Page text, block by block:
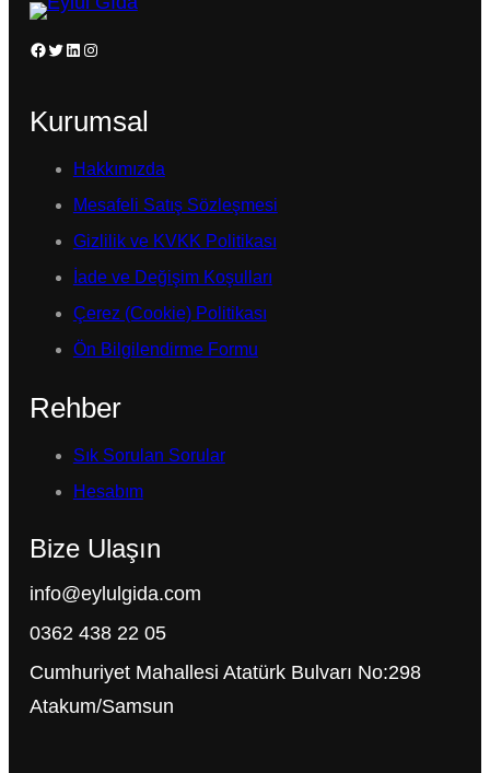
Facebook Twitter LinkedIn Instagram
Kurumsal
Hakkımızda
Mesafeli Satış Sözleşmesi
Gizlilik ve KVKK Politikası
İade ve Değişim Koşulları
Çerez (Cookie) Politikası
Ön Bilgilendirme Formu
Rehber
Sık Sorulan Sorular
Hesabım
Bize Ulaşın
info@eylulgida.com
0362 438 22 05
Cumhuriyet Mahallesi Atatürk Bulvarı No:298
Atakum/Samsun